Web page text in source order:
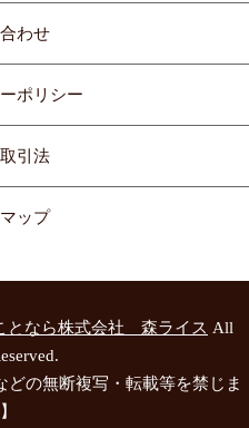
わせ
ポリシー
引法
ップ
となら株式会社 森ライス All
どの無断複写・転載等を禁じま